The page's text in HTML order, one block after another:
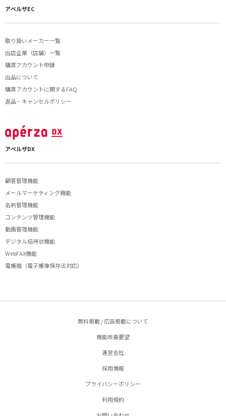
アペルザEC
取り扱いメーカー一覧
出店企業（店舗）一覧
購買アカウント申請
出品について
購買アカウントに関するFAQ
返品・キャンセルポリシー
アペルザDX
顧客管理機能
メールマーケティング機能
名刺管理機能
コンテンツ管理機能
動画管理機能
デジタル招待状機能
WebFAX機能
電帳箱（電子帳簿保存法対応）
無料掲載 / 広告掲載について
機能改善要望
運営会社
採用情報
プライバシーポリシー
利用規約